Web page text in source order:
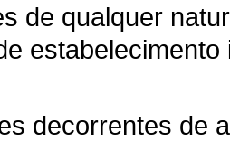
de qualquer
decorrentes de